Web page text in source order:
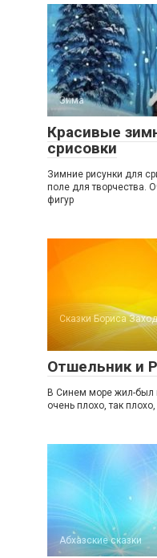
Зима
Красивые
срисовки
Зимние рисунки для
поле для творчества.
фигур
Сказки Бориса
Отшельник и
В Синем море жил-был
очень плохо, так плохо,
Абхазские сказки